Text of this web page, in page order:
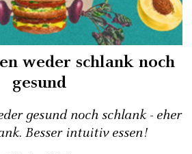
weder schlank noch
gesund
gesund noch schlank - eher
Besser intuitiv essen!